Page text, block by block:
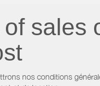
of sales
nos conditions